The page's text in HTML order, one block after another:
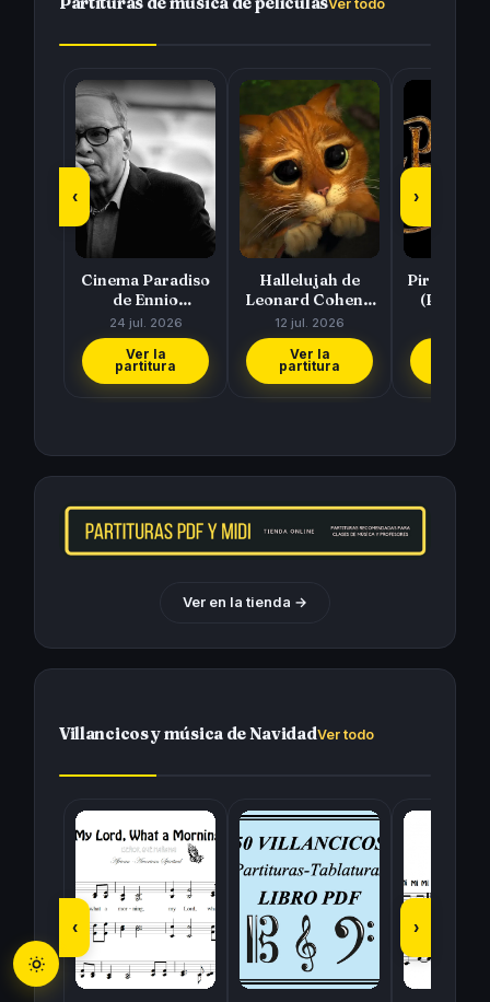
Ver todo
‹
Cinema Paradiso
de Ennio
Morricone
24 jul. 2026
Ver la
partitura
Hallelujah de
Leonard Cohen y
Rufus Wainwright
12 jul. 2026
Ver la
partitura
Piratas
(Pirates
Hans
›
Ver en la tienda →
Villancicos y música de NavidadVer todo
‹ ›